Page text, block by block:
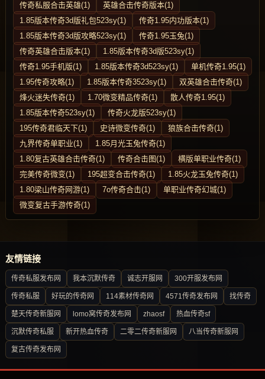
传奇私服合击英雄(1)
英雄合击传奇版本(1)
1.85版本传奇3d版礼包523sy(1)
传奇1.95内功版本(1)
1.85版本传奇3d版攻略523sy(1)
传奇1.95玉兔(1)
传奇英雄合击版本(1)
1.85版本传奇3d版523sy(1)
传奇1.95手机版(1)
1.85版本传奇3d523sy(1)
单机传奇1.95(1)
1.95传奇攻略(1)
1.85版本传奇3523sy(1)
双英雄合击传奇(1)
烽火迷失传奇(1)
1.70微变精品传奇(1)
散人传奇1.95(1)
1.85版本传奇523sy(1)
传奇火龙版523sy(1)
195传奇君临天下(1)
史诗微变传奇(1)
狼族合击传奇(1)
九界传奇单职业(1)
1.85月光玉兔传奇(1)
1.80复古英雄合击传奇(1)
传奇合击图(1)
横版单职业传奇(1)
完美传奇微变(1)
195超变合击传奇(1)
1.85火龙玉兔传奇(1)
1.80梁山传奇网游(1)
7o传奇合击(1)
单职业传奇幻城(1)
微变复古手游传奇(1)
友情链接
传奇私服发布网 我本沉默传奇 诚志开服网 300开服发布网
传奇私服 好玩的传奇网 114素材传奇网 4571传奇发布网 找传奇
楚天传奇新服网 lomo窝传奇发布网 zhaosf 热血传奇sf
沉默传奇私服 新开热血传奇 二零二传奇新服网 八当传奇新服网
复古传奇发布网